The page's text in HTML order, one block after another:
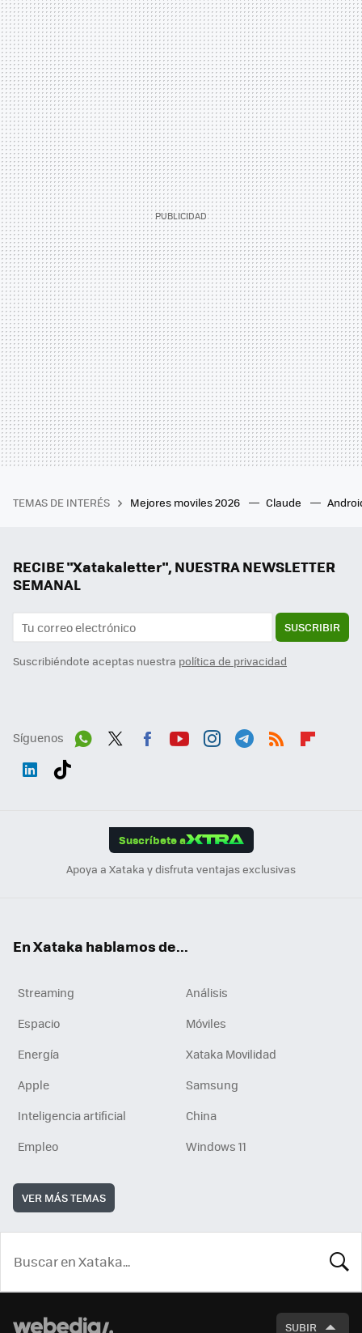
TEMAS DE INTERÉS Mejores moviles 2026 Claude
RECIBE "Xatakaletter", NUESTRA NEWSLETTER
SEMANAL
SUSCRIBIR
Suscribiéndote aceptas nuestra política de privacidad
Síguenos
Suscríbete a
Apoya a Xataka y disfruta ventajas exclusivas
En Xataka hablamos de...
Streaming
Análisis
Espacio
Móviles
Energía
Xataka Movilidad
Apple
Samsung
Inteligencia artificial
China
Empleo
Windows 11
VER MÁS TEMAS
SUBIR